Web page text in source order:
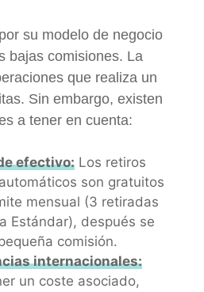
su modelo de negocio
bajas comisiones. La
que realiza un
Sin embargo, existen
a tener en cuenta:
efectivo: Los retiros
son gratuitos
mensual (3 retiradas
Estándar), después se
comisión.
internacionales:
un coste asociado,